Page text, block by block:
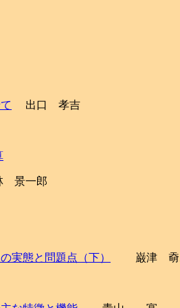
出口 孝吉
景一郎
実態と問題点（下） 巌津 奣